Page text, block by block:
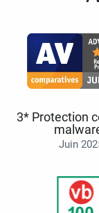
3* Protection
Juin